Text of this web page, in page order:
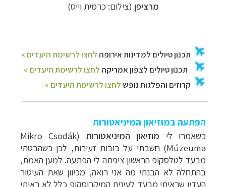
מרציפן (צילום: כרמית וייס)
הפתעה במוזיאון המיניאטורות
כשאמרו לי מוזיאון המיניאטורות
(Mikro Csodák
Múzeuma) חשבתי על בובות זעירות, לכן כשהבטתי
מבעד לטלסקופ הראשון ציפתה לי הפתעה. למען האמת,
בהתחלה לא הבנתי מה אני רואה, מכיוון שאת העיטור
העדין שראיתי מבעד לעינית המיקרוסקופ כלל לא ראיתי